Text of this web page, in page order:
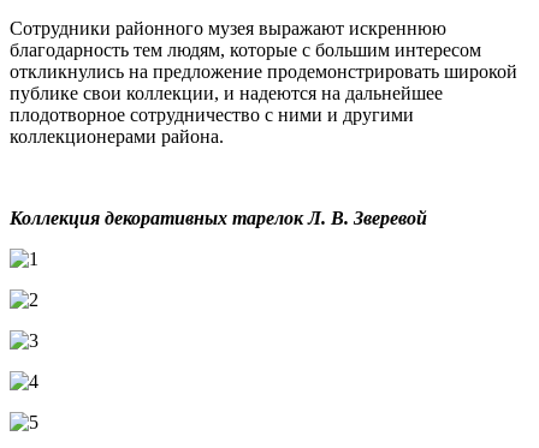
Сотрудники районного музея выражают искреннюю
благодарность тем людям, которые с большим интересом
откликнулись на предложение продемонстрировать широкой
публике свои коллекции, и надеются на дальнейшее
плодотворное сотрудничество с ними и другими
коллекционерами района.
Коллекция декоративных тарелок Л. В. Зверевой